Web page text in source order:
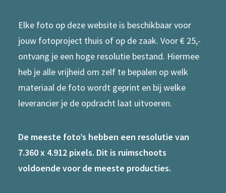
Elke foto op deze website is beschikbaar voor
jouw fotoproject thuis of op de zaak. Voor € 25,-
ontvang je een hoge resolutie bestand. Hiermee
heb je alle vrijheid om zelf te bepalen op welk
materiaal de foto wordt geprint en bij welke
leverancier je de opdracht laat uitvoeren.
De meeste foto’s hebben een resolutie van
7.360 x 4.912 pixels. Dit is ruimschoots
voldoende voor de meeste producties.